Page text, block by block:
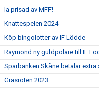
Ia prisad av MFF!
Knattespelen 2024
Köp bingolotter av IF Lödde
Raymond ny guldpolare till IF
Sparbanken Skåne betalar
Gräsroten 2023